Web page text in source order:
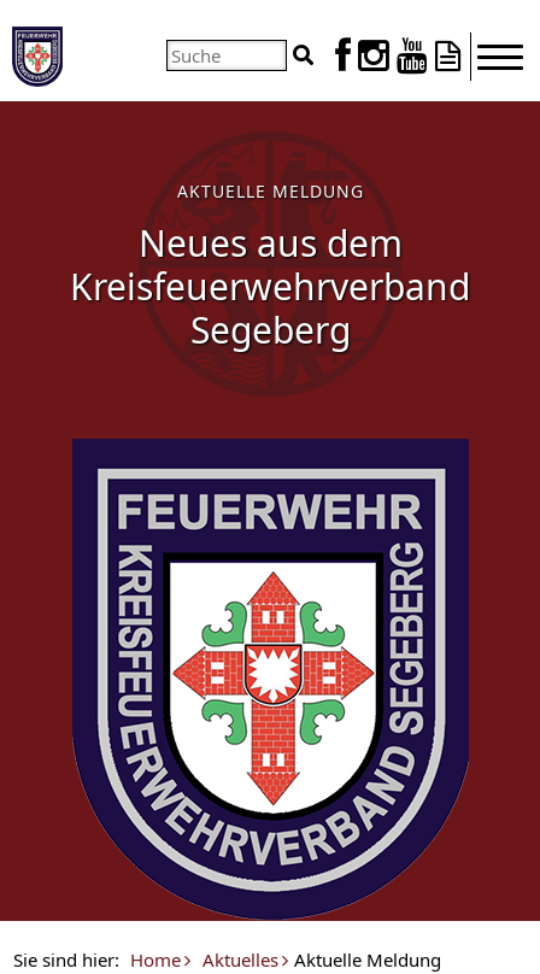
 
AKTUELLE MELDUNG
Neues aus dem
Kreisfeuerwehrverband
Segeberg
Sie sind hier: Home Aktuelles Aktuelle Meldung